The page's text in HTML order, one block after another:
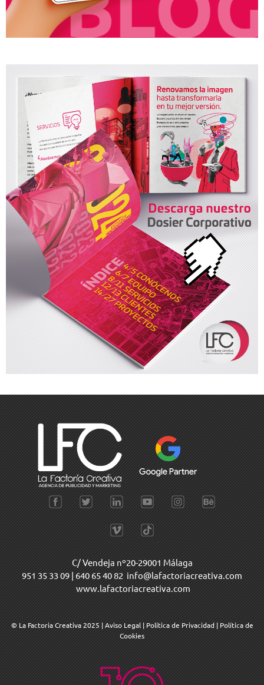
C/ Vendeja nº20-29001 Málaga
951 35 33 09 | 640 65 40 82 info@lafactoriacreativa.com
www.lafactoriacreativa.com
© La Factoria Creativa 2025 |Aviso Legal | Política de Privacidad | Política de
Cookies